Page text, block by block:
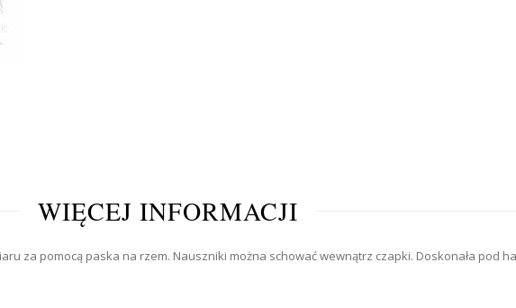
WIĘCEJ INFORMACJI
za pomocą paska na rzem. Nauszniki można schować wewnątrz czapki. Doskonała pod